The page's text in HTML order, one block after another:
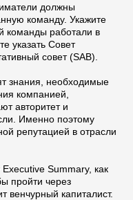
должны
команду. Укажите
команды работали в
указать Совет
совет (SAB).
знания, необходимые
компанией,
авторитет и
Именно поэтому
репутацией в отрасли
Summary, как
пройти через
венчурный капиталист.